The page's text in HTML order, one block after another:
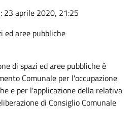
: 23 aprile 2020, 21:25
ed aree pubbliche
di spazi ed aree pubbliche è
Comunale per l'occupazione
e per l'applicazione della relativa
di Consiglio Comunale